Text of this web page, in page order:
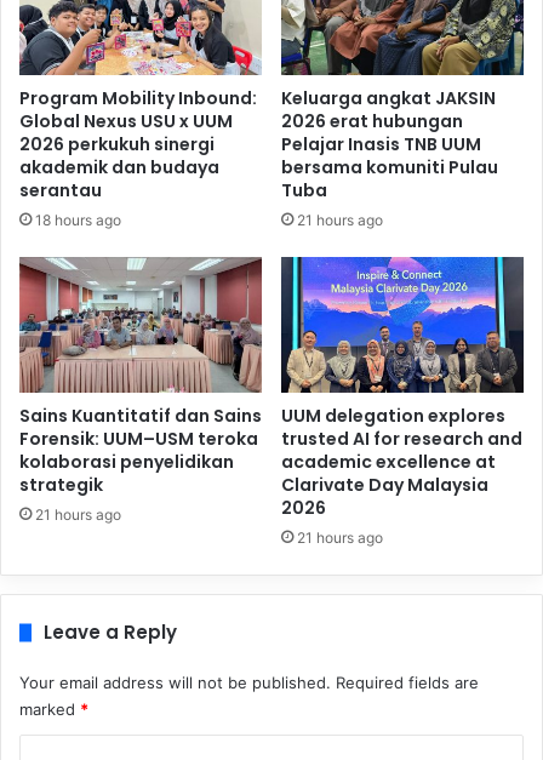
Program Mobility Inbound:
Global Nexus USU x UUM
2026 perkukuh sinergi
akademik dan budaya
serantau
18 hours ago
Keluarga angkat JAKSIN
2026 erat hubungan
Pelajar Inasis TNB UUM
bersama komuniti Pulau
Tuba
21 hours ago
Sains Kuantitatif dan Sains
Forensik: UUM–USM teroka
kolaborasi penyelidikan
strategik
21 hours ago
UUM delegation explores
trusted AI for research and
academic excellence at
Clarivate Day Malaysia
2026
21 hours ago
Leave a Reply
Your email address will not be published. Required fields are
marked *